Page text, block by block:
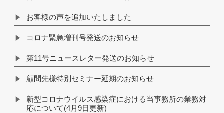
お客様の声を追加いたしました
コロナ緊急増刊号発送のお知らせ
第11号ニュースレター発送のお知らせ
顧問先様特別セミナー延期のお知らせ
新型コロナウイルス感染症における当事務所の業務対
応について(4月9日更新)